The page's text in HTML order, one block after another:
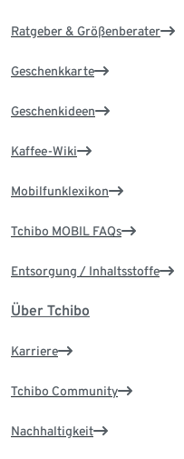
Ratgeber & Größenberater
Geschenkkarte
Geschenkideen
Kaffee-Wiki
Mobilfunklexikon
Tchibo MOBIL FAQs
Entsorgung / Inhaltsstoffe
Über Tchibo
Karriere
Tchibo Community
Nachhaltigkeit